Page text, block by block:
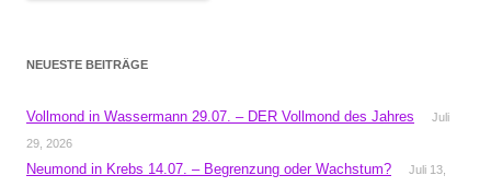
NEUESTE BEITRÄGE
Vollmond in Wassermann 29.07. – DER Vollmond des Jahres
Juli
29, 2026
Neumond in Krebs 14.07. – Begrenzung oder Wachstum?
Juli 13,